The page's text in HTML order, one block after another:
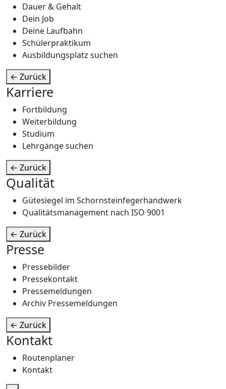
Dauer & Gehalt
Dein Job
Deine Laufbahn
Schülerpraktikum
Ausbildungsplatz suchen
← Zurück
Karriere
Fortbildung
Weiterbildung
Studium
Lehrgänge suchen
← Zurück
Qualität
Gütesiegel im Schornsteinfegerhandwerk
Qualitätsmanagement nach ISO 9001
← Zurück
Presse
Pressebilder
Pressekontakt
Pressemeldungen
Archiv Pressemeldungen
← Zurück
Kontakt
Routenplaner
Kontakt